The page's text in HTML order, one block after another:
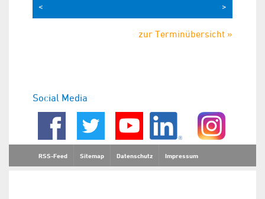
>
<
zur Terminübersicht »
Social Media
RSS-Feed Sitemap Datenschutz Impressum